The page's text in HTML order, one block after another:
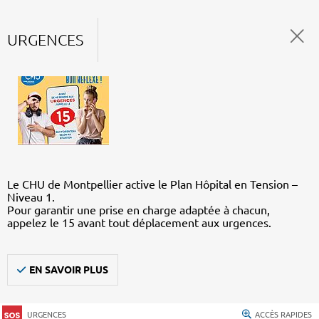
URGENCES
Le CHU de Montpellier active le Plan Hôpital en Tension –
Niveau 1.
Pour garantir une prise en charge adaptée à chacun,
appelez le 15 avant tout déplacement aux urgences.
EN SAVOIR PLUS
URGENCES ACCÈS RAPIDES